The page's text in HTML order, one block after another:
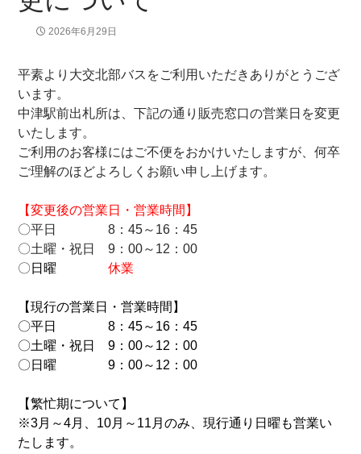
2026年6月29日
平素より大交北部バスをご利用いただきありがとうござ
います。
中津駅前出札所は、下記の通り販売窓口の営業日を変更
いたします。
ご利用のお客様にはご不便をおかけいたしますが、何卒
ご理解のほどよろしくお願い申し上げます。
【変更後の営業日・営業時間】
〇平日 8：45～16：45
〇土曜・祝日 9：00～12：00
〇 日曜 休業
【現行の営業日・営業時間】
〇平日 8：45～16：45
〇土曜・祝日 9：00～12：00
〇日曜 9：00～12：00
【繁忙期について】
※3月～4月、10月～11月のみ、現行通り日曜も営業い
たします。